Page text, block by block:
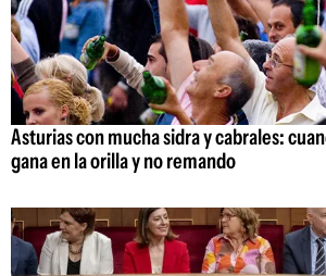
Asturias con mucha sidra y cabrales:
gana en la orilla y no remando